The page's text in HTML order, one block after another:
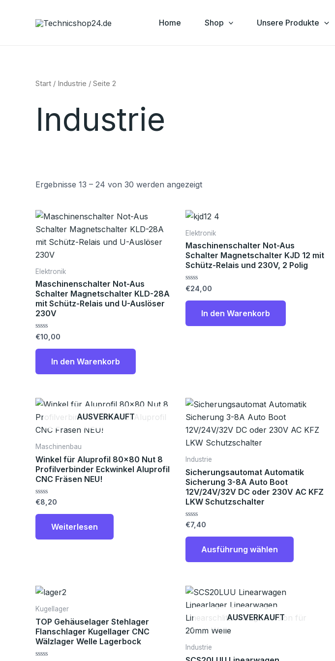
Home Shop Unsere Produkte
Start / Industrie / Seite 2
Industrie
Ergebnisse 13 – 24 von 30 werden angezeigt
sortiert
Elektronik
Maschinenschalter Not-Aus
Schalter Magnetschalter KLD-28A
mit Schütz-Relais und U-Auslöser
230V
Bewertet
0
€10,00
In den Warenkorb
Elektronik
Maschinenschalter Not-Aus
Schalter Magnetschalter KJD 12 mit
Schütz-Relais und 230V, 2 Polig
Bewertet
0
€24,00
In den Warenkorb
AUSVERKAUFT
Maschinenbau
Winkel für Aluprofil 80×80 Nut 8
Profilverbinder Eckwinkel Aluprofil
CNC Fräsen NEU!
Bewertet
0
€8,20
Weiterlesen
Industrie
Sicherungsautomat Automatik
Sicherung 3-8A Auto Boot
12V/24V/32V DC oder 230V AC KFZ
LKW Schutzschalter
Bewertet
mit
0
€7,40
Ausführung wählen
Dieses
weist
auf.
Optionen
gewählt
Kugellager
TOP Gehäuselager Stehlager
Flanschlager Kugellager CNC
Wälzlager Welle Lagerbock
mehrere
AUSVERKAUFT
Industrie